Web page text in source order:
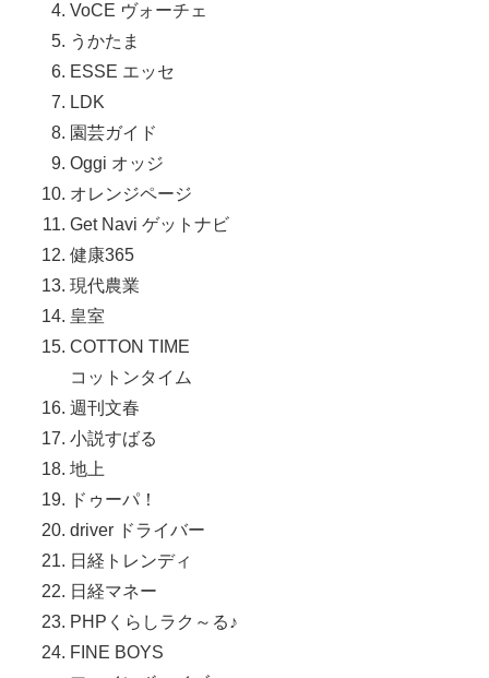
VoCE ヴォーチェ
うかたま
ESSE エッセ
LDK
園芸ガイド
Oggi オッジ
オレンジページ
Get Navi ゲットナビ
健康365
現代農業
皇室
COTTON TIME
コットンタイム
週刊文春
小説すばる
地上
ドゥーパ！
driver ドライバー
日経トレンディ
日経マネー
PHPくらしラク～る♪
FINE BOYS